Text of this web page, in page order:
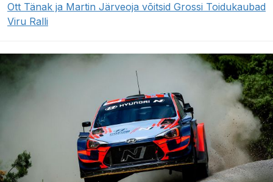
Ott Tänak ja Martin Järveoja võitsid Grossi Toidukaubad
Viru Ralli